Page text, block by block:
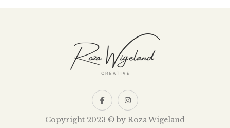
Copyright 2023 © by Roza Wigeland